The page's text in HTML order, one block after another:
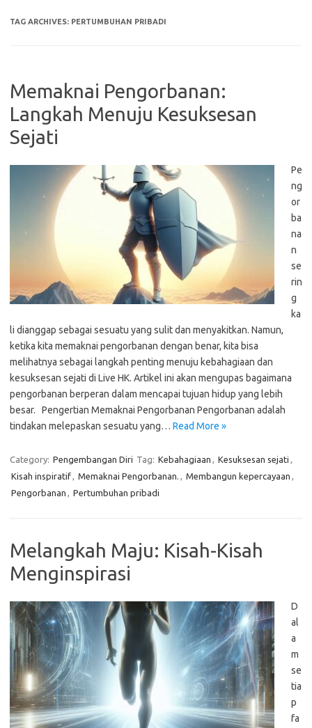
TAG ARCHIVES: PERTUMBUHAN PRIBADI
Memaknai Pengorbanan:
Langkah Menuju Kesuksesan
Sejati
Pe
ng
or
ba
na
n
se
rin
g
ka
li dianggap sebagai sesuatu yang sulit dan menyakitkan. Namun,
ketika kita memaknai pengorbanan dengan benar, kita bisa
melihatnya sebagai langkah penting menuju kebahagiaan dan
kesuksesan sejati di Live HK. Artikel ini akan mengupas bagaimana
pengorbanan berperan dalam mencapai tujuan hidup yang lebih
besar. Pengertian Memaknai Pengorbanan Pengorbanan adalah
tindakan melepaskan sesuatu yang… Read More »
Category: Pengembangan Diri Tag: Kebahagiaan , Kesuksesan sejati ,
Kisah inspiratif, Memaknai Pengorbanan. , Membangun kepercayaan ,
Pengorbanan , Pertumbuhan pribadi
Melangkah Maju: Kisah-Kisah
Menginspirasi
D
al
a
m
se
tia
p
fa